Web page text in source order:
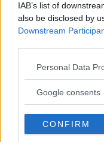
IAB’s list of
also be disclosed by
Downstream
Please note that this
not limited to your
use your data for
consent section.
Personal Data
Google consents
CONFIRM